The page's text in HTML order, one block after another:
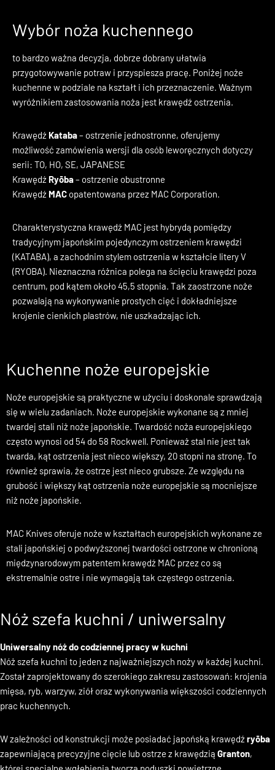
Wybór noża kuchennego
to bardzo ważna decyzja, dobrze dobrany ułatwia
przygotowywanie potraw i przyspiesza pracę. Poniżej noże
kuchenne w podziale na kształt i ich przeznaczenie. Ważnym
KrawędźKataba– ostrzenie jednostronne, oferujemy
możliwość zamówienia wersji dla osób leworęcznych dotyczy
serii: TO, HO, SE, JAPANESE
Krawędź Ryōba– ostrzenie obustronne
Charakterystyczna krawędź MAC jest hybrydą pomiędzy
tradycyjnym japońskim pojedynczym ostrzeniem krawędzi
(KATABA), a zachodnim stylem ostrzenia w kształcie litery V
(RYOBA). Nieznaczna różnica polega na ścięciu krawędzi poza
centrum, pod kątem około 45,5 stopnia. Tak zaostrzone noże
pozwalają na wykonywanie prostych cięć i dokładniejsze
Kuchenne noże europejskie
Noże europejskie są praktyczne w użyciu i doskonale sprawdzają
się w wielu zadaniach. Noże europejskie wykonane są z mniej
twardej stali niż noże japońskie. Twardość noża europejskiego
często wynosi od 54 do 58 Rockwell. Ponieważ stal nie jest tak
twarda, kąt ostrzenia jest nieco większy, 20 stopni na stronę. To
również sprawia, że ostrze jest nieco grubsze. Ze względu na
grubość i większy kąt ostrzenia noże europejskie są mocniejsze
MAC Knives oferuje noże w kształtach europejskich wykonane ze
stali japońskiej o podwyższonej twardości ostrzone w chronioną
międzynarodowym patentem krawędź MAC przez co są
Nóż szefa kuchni / uniwersalny
Uniwersalny nóż do codziennej pracy w kuchni
Nóż szefa kuchni to jeden z najważniejszych noży w każdej kuchni.
Został zaprojektowany do szerokiego zakresu zastosowań: krojenia
mięsa, ryb, warzyw, ziół oraz wykonywania większości codziennych
W zależności od konstrukcji może posiadać japońską krawędźryōba